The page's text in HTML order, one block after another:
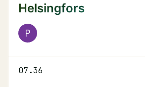
Helsingfors
P
07.36